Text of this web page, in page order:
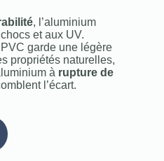
, l’aluminium
et aux UV.
garde une légère
propriétés naturelles,
à rupture de
l’écart.